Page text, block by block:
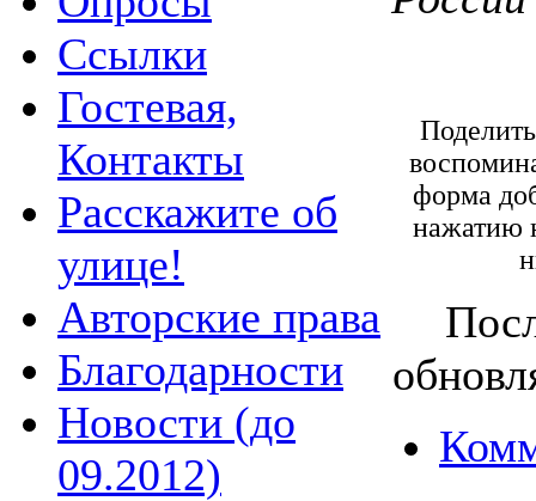
Ссылки
Гостевая,
Контакты
Расскажите об
улице!
Авторские права
Благодарности
Новости (до
09.2012)
форма
нажатию